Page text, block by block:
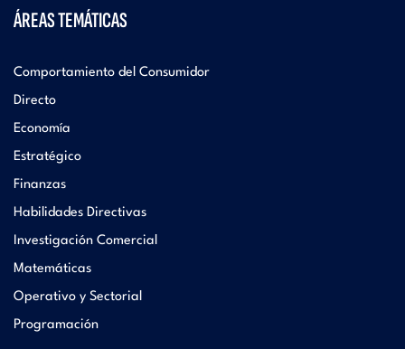
ÁREAS TEMÁTICAS
Comportamiento del Consumidor
Directo
Economía
Estratégico
Finanzas
Habilidades Directivas
Investigación Comercial
Matemáticas
Operativo y Sectorial
Programación